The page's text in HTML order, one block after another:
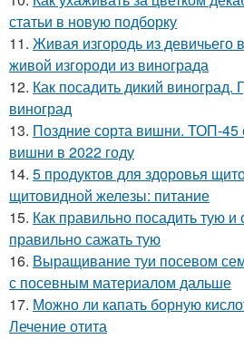
статьи в новую подборку
11. Живая изгородь из девичьего
живой изгороди из винограда
12. Как посадить дикий виноград.
виноград
13. Поздние сорта вишни. ТОП-45
вишни в 2022 году
14. 5 продуктов для здоровья
щитовидной железы: питание
15. Как правильно посадить тую и
правильно сажать тую
16. Выращивание туи посевом
с посевным материалом дальше
17. Можно ли капать борную
Лечение отита